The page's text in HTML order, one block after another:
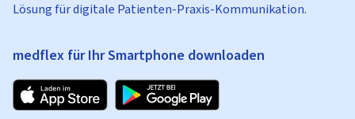
Lösung für digitale Patienten-Praxis-Kommunikation.
medflex für Ihr Smartphone downloaden